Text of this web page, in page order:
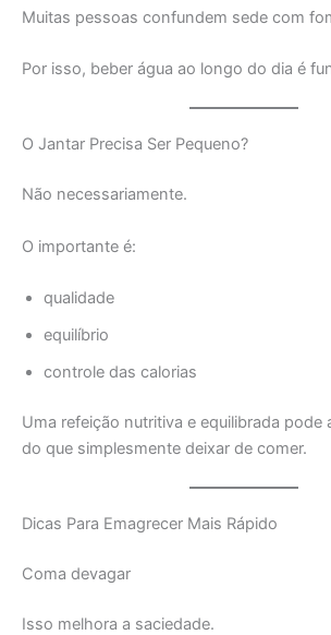
Muitas pessoas confundem sede com
Por isso, beber água ao longo do dia é
O Jantar Precisa Ser Pequeno?
Não necessariamente.
O importante é:
qualidade
equilíbrio
controle das calorias
Uma refeição nutritiva e equilibrada pode
do que simplesmente deixar de comer.
Dicas Para Emagrecer Mais Rápido
Coma devagar
Isso melhora a saciedade.